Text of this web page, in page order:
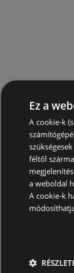
Ez a
A cookie-k
féltől
a weboldal
A cookie-k